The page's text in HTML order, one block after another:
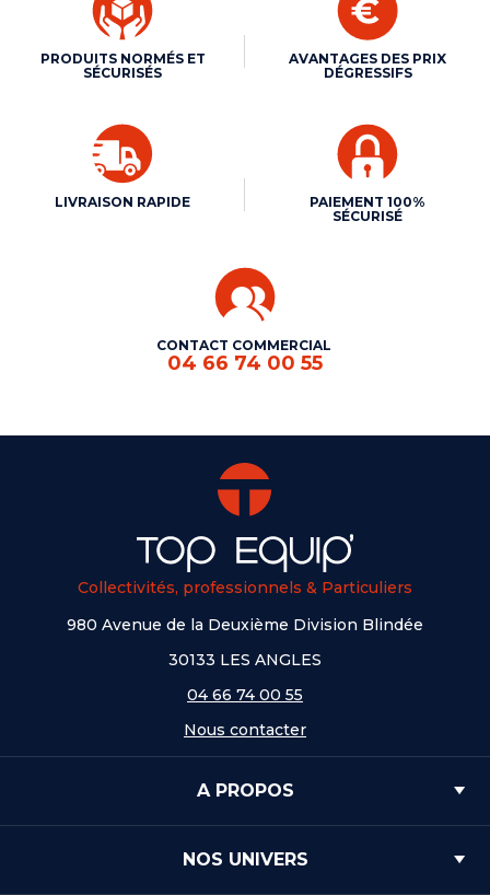
PRODUITS NORMÉS ET
SÉCURISÉS
AVANTAGES DES PRIX
DÉGRESSIFS
LIVRAISON RAPIDE
PAIEMENT 100%
SÉCURISÉ
CONTACT COMMERCIAL
04 66 74 00 55
Collectivités, professionnels & Particuliers
980 Avenue de la Deuxième Division Blindée
30133 LES ANGLES
04 66 74 00 55
Nous contacter
A PROPOS
NOS UNIVERS